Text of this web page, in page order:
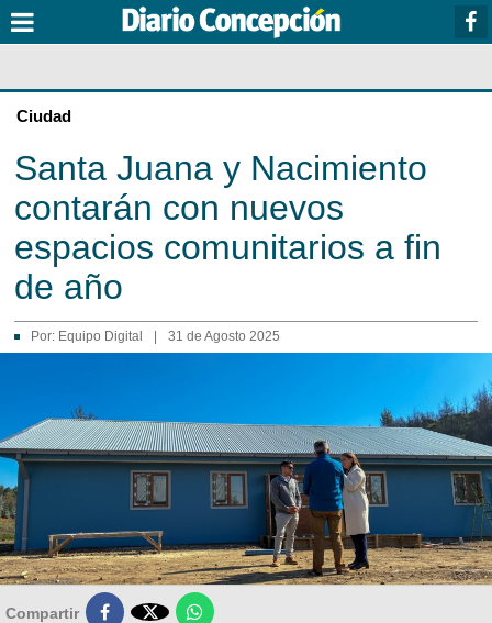
Ciudad
Santa Juana y Nacimiento
contarán con nuevos
espacios comunitarios a fin
de año
Por: Equipo Digital 31 de Agosto 2025
Compartir 